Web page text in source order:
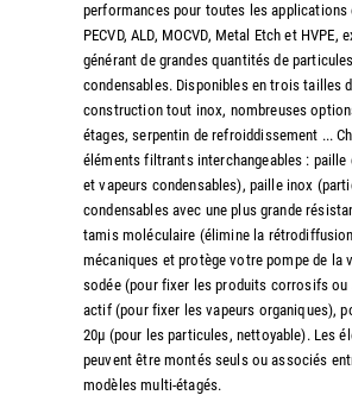
performances pour toutes les applications
PECVD, ALD, MOCVD, Metal Etch et HVPE,
générant de grandes quantités de
condensables. Disponibles en trois tailles
construction tout inox, nombreuses
étages, serpentin de refroiddissement ...
éléments filtrants interchangeables :
et vapeurs condensables), paille inox
condensables avec une plus grande
tamis moléculaire (élimine la
mécaniques et protège votre pompe de la
sodée (pour fixer les produits corrosifs ou
actif (pour fixer les vapeurs organiques),
20µ (pour les particules, nettoyable). Les
peuvent être montés seuls ou associés
modèles multi-étagés.